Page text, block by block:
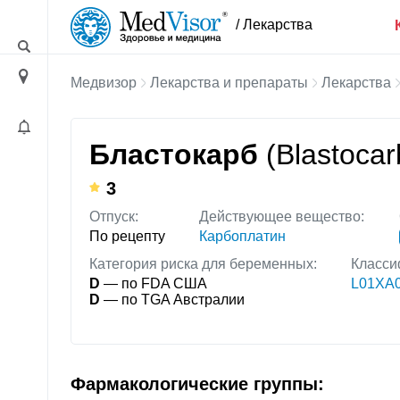
/ Лекарства
Медвизор Лекарства и препараты Лекарства
Бластокарб
3
Отпуск:
По рецепту
Действующее вещество:
Карбоплатин
Категория риска для беременных:
D — по FDA США
D — по TGA Австралии
Фармакологические группы: